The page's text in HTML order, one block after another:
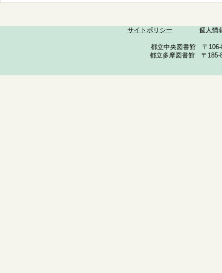
サイトポリシー 個人情
都立中央図書館 〒
都立多摩図書館 〒185-